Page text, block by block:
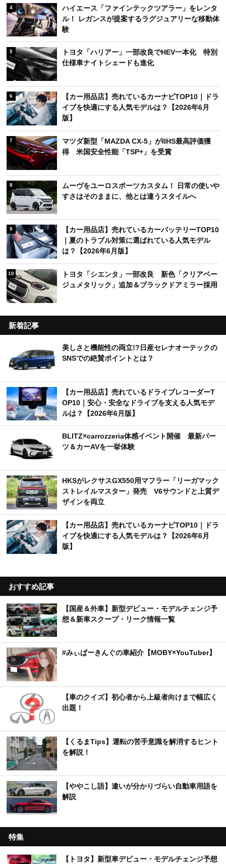
4
ハイエース「ファインテックツアラー」をレンタ
ル！ レガンスが提案するラグジュアリーな移動体
験
5
トヨタ「ハリアー」一部改良でHEV一本化 特別
仕様車ナイトシェードも進化
6
【カー用品店】売れているカーナビTOP10｜ドラ
イブを快適にする人気モデルは？【2026年6月
版】
7
マツダ新型「MAZDA CX-5」がIIHS最高評価獲
得 米国安全性能「TSP+」を受賞
8
ムーヴをユーロスポーツカスタム！ 日常の使いや
すさはそのままに、他とは違うスタイルへ
9
【カー用品店】売れているカーバッテリーTOP10
｜夏のトラブル対策に選ばれている人気モデル
は？【2026年6月版】
10
トヨタ「シエンタ」一部改良 新色「クリアベー
ジュメタリック」追加＆ブラックドアミラー採用
新着記事
美しさと機能性の両立!?日産セレナオーテックの
SNSでの絶賛ポイントとは？
【カー用品店】売れているドライブレコーダーT
OP10｜安心・安全なドライブを支える人気モデ
ルは？【2026年6月版】
BLITZ×carrozzeria体感イベント開催 最新パー
ツ＆カーAVを一挙体験
HKSがレクサスGX550用マフラー「リーガマック
ストレイルマスター」発売 V6サウンドと上質デ
ザインを両立
【カー用品店】売れているカーナビTOP10｜ドラ
イブを快適にする人気モデルは？【2026年6月
版】
おすすめ記事
【国産＆外車】新型デビュー・モデルチェンジ予
想＆新車スクープ・リーク情報一覧
#みぃぱーきんぐの車紹介【MOBY×YouTuber】
【車のクイズ】初心者から上級者向けまで幅広く
出題！
【くるまTips】運転の苦手意識を解消するヒント
を解説！
【ややこし語】違いが分かりづらい自動車用語を
解説
特集
【トヨタ】新型車デビュー・モデルチェンジ予想